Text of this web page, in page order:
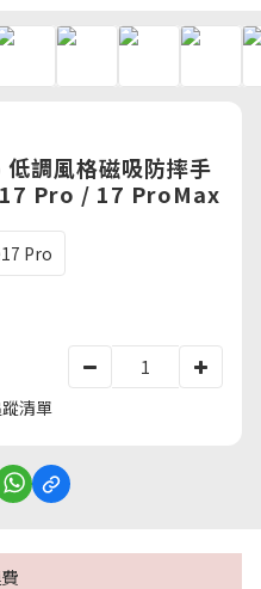
調風格磁吸防摔手
Pro / 17 ProMax
Pro
清單